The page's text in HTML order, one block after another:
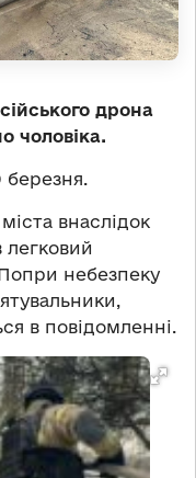
дрона
чоловіка.
внаслідок
легковий
небезпеку
в повідомленні.